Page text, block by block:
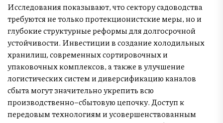
Исследования показывают, что сектору садоводства
требуются не только протекционистские меры, но и
глубокие структурные реформы для долгосрочной
устойчивости. Инвестиции в создание холодильных
хранилищ, современных сортировочных и
упаковочных комплексов, а также в улучшение
логистических систем и диверсификацию каналов
сбыта могут значительно укрепить всю
производственно–сбытовую цепочку. Доступ к
передовым технологиям и усовершенствованным